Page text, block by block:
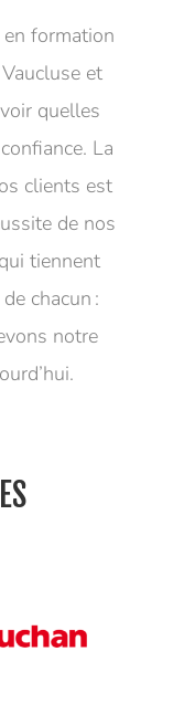
en formation
et
quelles
La
clients est
de nos
tiennent
chacun :
notre